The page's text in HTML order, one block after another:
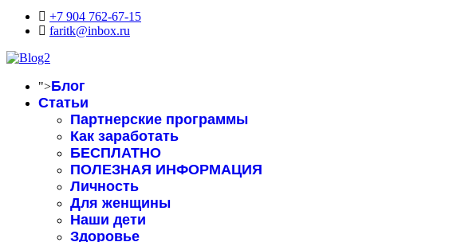
+7 904 762-67-15
faritk@inbox.ru
">Блог
Статьи
Партнерские программы
Как заработать
БЕСПЛАТНО
ПОЛЕЗНАЯ ИНФОРМАЦИЯ
Личность
Для женщины
Наши дети
Здоровье